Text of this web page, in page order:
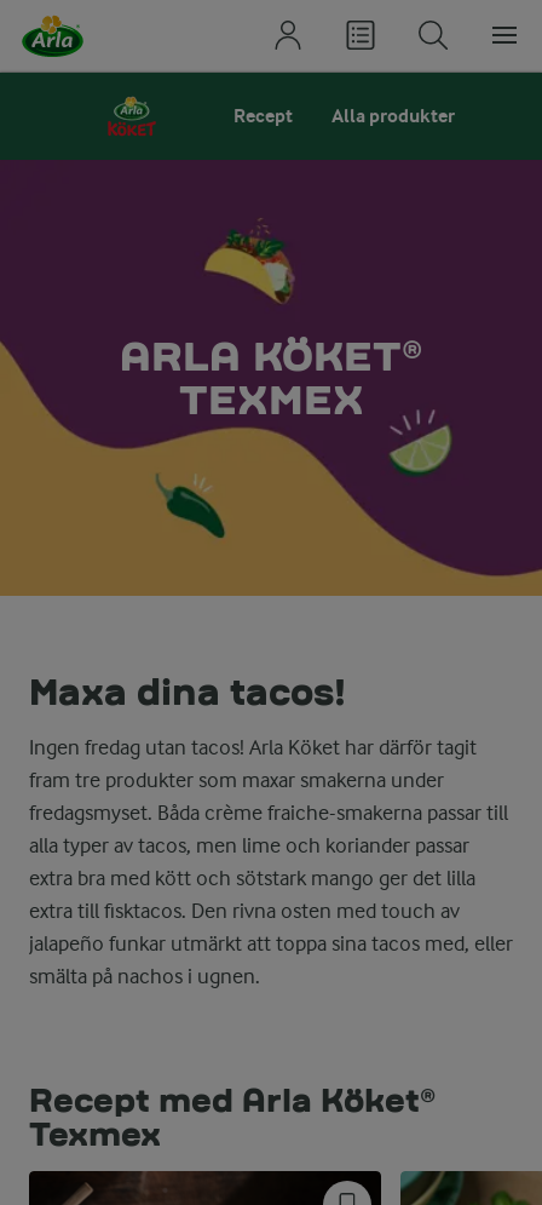
ARLA KÖKET®
TEXMEX
Recept Alla produkter
Maxa dina tacos!
Ingen fredag utan tacos! Arla Köket har därför tagit
fram tre produkter som maxar smakerna under
fredagsmyset. Båda crème fraiche-smakerna passar till
alla typer av tacos, men lime och koriander passar
extra bra med kött och sötstark mango ger det lilla
extra till fisktacos. Den rivna osten med touch av
jalapeño funkar utmärkt att toppa sina tacos med, eller
smälta på nachos i ugnen.
Recept med Arla Köket®
Texmex